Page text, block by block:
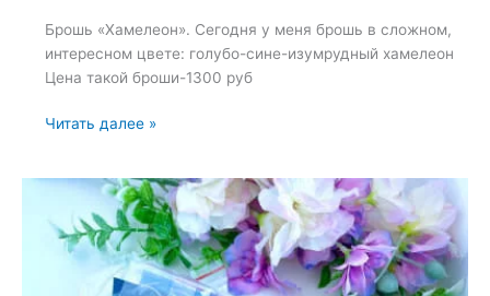
Брошь «Хамелеон». Сегодня у меня брошь в сложном,
интересном цвете: голубо-сине-изумрудный хамелеон
Цена такой броши-1300 руб
Брошь
июня
2024
Читать далее »